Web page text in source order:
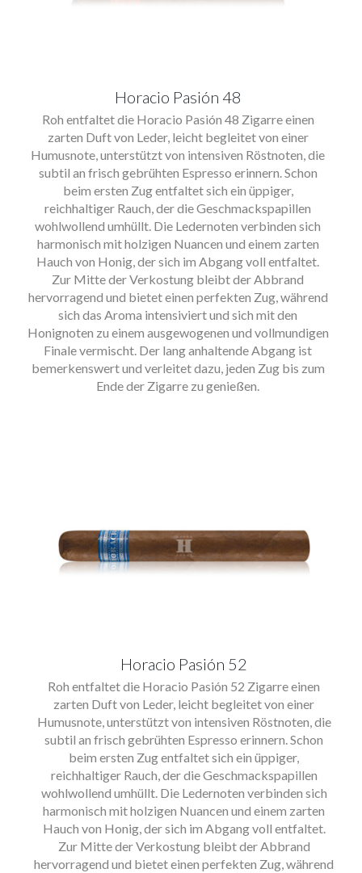
Horacio Pasión 48
Roh entfaltet die Horacio Pasión 48 Zigarre einen
zarten Duft von Leder, leicht begleitet von einer
Humusnote, unterstützt von intensiven Röstnoten, die
subtil an frisch gebrühten Espresso erinnern. Schon
beim ersten Zug entfaltet sich ein üppiger,
reichhaltiger Rauch, der die Geschmackspapillen
wohlwollend umhüllt. Die Ledernoten verbinden sich
harmonisch mit holzigen Nuancen und einem zarten
Hauch von Honig, der sich im Abgang voll entfaltet.
Zur Mitte der Verkostung bleibt der Abbrand
hervorragend und bietet einen perfekten Zug, während
sich das Aroma intensiviert und sich mit den
Honignoten zu einem ausgewogenen und vollmundigen
Finale vermischt. Der lang anhaltende Abgang ist
bemerkenswert und verleitet dazu, jeden Zug bis zum
Ende der Zigarre zu genießen.
Horacio Pasión 52
Roh entfaltet die Horacio Pasión 52 Zigarre einen
zarten Duft von Leder, leicht begleitet von einer
Humusnote, unterstützt von intensiven Röstnoten, die
subtil an frisch gebrühten Espresso erinnern. Schon
beim ersten Zug entfaltet sich ein üppiger,
reichhaltiger Rauch, der die Geschmackspapillen
wohlwollend umhüllt. Die Ledernoten verbinden sich
harmonisch mit holzigen Nuancen und einem zarten
Hauch von Honig, der sich im Abgang voll entfaltet.
Zur Mitte der Verkostung bleibt der Abbrand
hervorragend und bietet einen perfekten Zug, während